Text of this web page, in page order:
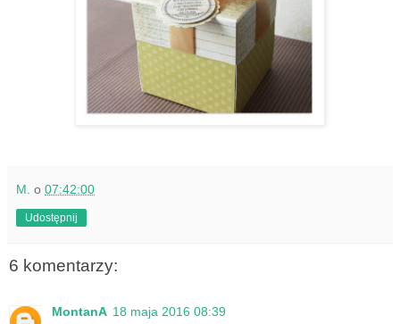
M. o 07:42:00
Udostępnij
6 komentarzy:
MontanA 18 maja 2016 08:39